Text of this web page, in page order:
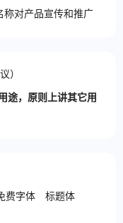
称对产品宣传和推广
）
途，原则上讲其它用
费字体
标题体